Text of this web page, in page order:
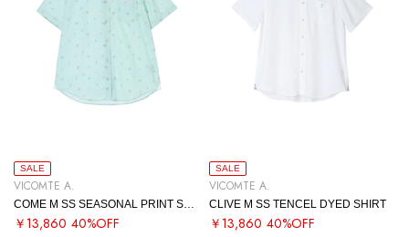
SALE
VICOMTE A.
￥13,860 40%OFF
SALE
VICOMTE A.
CLIVE M SS TENCEL DYED SHIRT
￥13,860 40%OFF